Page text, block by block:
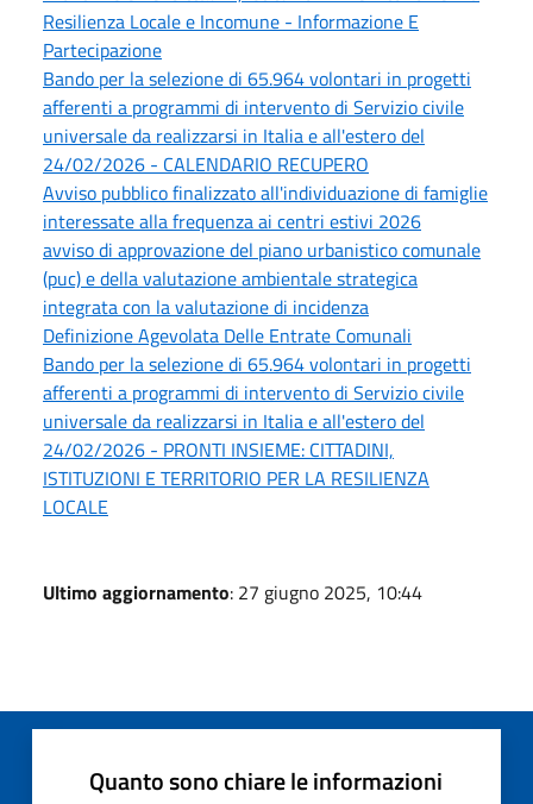
Resilienza Locale e Incomune - Informazione E
Partecipazione
Bando per la selezione di 65.964 volontari in progetti
afferenti a programmi di intervento di Servizio civile
universale da realizzarsi in Italia e all'estero del
24/02/2026 - CALENDARIO RECUPERO
Avviso pubblico finalizzato all'individuazione di famiglie
interessate alla frequenza ai centri estivi 2026
avviso di approvazione del piano urbanistico comunale
(puc) e della valutazione ambientale strategica
integrata con la valutazione di incidenza
Definizione Agevolata Delle Entrate Comunali
Bando per la selezione di 65.964 volontari in progetti
afferenti a programmi di intervento di Servizio civile
universale da realizzarsi in Italia e all'estero del
24/02/2026 - PRONTI INSIEME: CITTADINI,
ISTITUZIONI E TERRITORIO PER LA RESILIENZA
LOCALE
Ultimo aggiornamento: 27 giugno 2025, 10:44
Quanto sono chiare le informazioni